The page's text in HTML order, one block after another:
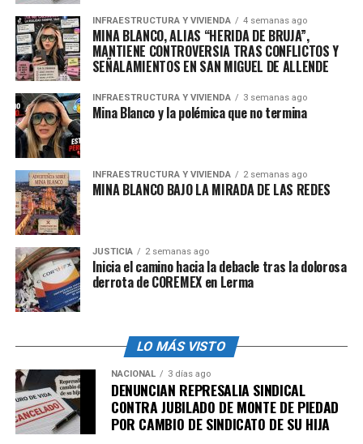
INFRAESTRUCTURA Y VIVIENDA 4 semanas ago
MINA BLANCO, ALIAS “HERIDA DE BRUJA”,
MANTIENE CONTROVERSIA TRAS CONFLICTOS Y
SEÑALAMIENTOS EN SAN MIGUEL DE ALLENDE
INFRAESTRUCTURA Y VIVIENDA 3 semanas ago
Mina Blanco y la polémica que no termina
INFRAESTRUCTURA Y VIVIENDA 2 semanas ago
MINA BLANCO BAJO LA MIRADA DE LAS REDES
JUSTICIA 2 semanas ago
Inicia el camino hacia la debacle tras la dolorosa
derrota de COREMEX en Lerma
LO MÁS VISTO
NACIONAL 3 días ago
DENUNCIAN REPRESALIA SINDICAL
CONTRA JUBILADO DE MONTE DE PIEDAD
POR CAMBIO DE SINDICATO DE SU HIJA